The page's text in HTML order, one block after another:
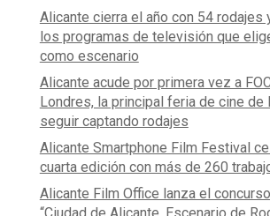
Alicante cierra el año con 54 rodajes
los programas de televisión que
como escenario
Alicante acude por primera vez a
Londres, la principal feria de cine de
seguir captando rodajes
Alicante Smartphone Film Festival
cuarta edición con más de 260
Alicante Film Office lanza el